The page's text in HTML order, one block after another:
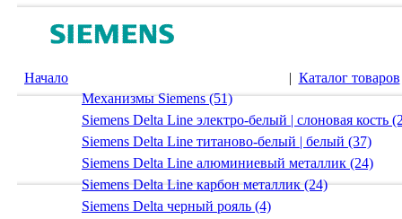
Начало | Каталог товаров
Механизмы Siemens (51)
Siemens Delta Line электро-белый | слоновая кость
Siemens Delta Line титаново-белый | белый (37)
Siemens Delta Line алюминиевый металлик (24)
Siemens Delta Line карбон металлик (24)
Siemens Delta черный рояль (4)